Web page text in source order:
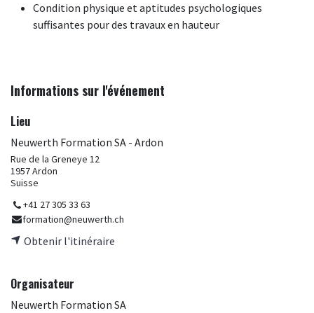
Condition physique et aptitudes psychologiques
suffisantes pour des travaux en hauteur
Informations sur l'événement
Lieu
Neuwerth Formation SA - Ardon
Rue de la Greneye 12
1957 Ardon
Suisse
+41 27 305 33 63
formation@neuwerth.ch
Obtenir l'itinéraire
Organisateur
Neuwerth Formation SA